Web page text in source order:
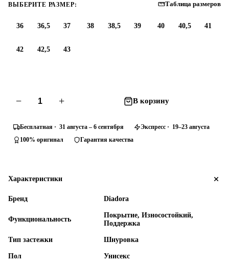
ВЫБЕРИТЕ РАЗМЕР: Таблица размеров
36 36,5 37 38 38,5 39 40 40,5 41
42 42,5 43
− + В корзину
Бесплатная · 31 августа – 6 сентября
Экспресс · 19–23 августа
100% оригинал
Гарантия качества
Характеристики
Бренд Diadora
Функциональность
Покрытие, Износостойкий,
Поддержка
Тип застежки Шнуровка
Пол Унисекс